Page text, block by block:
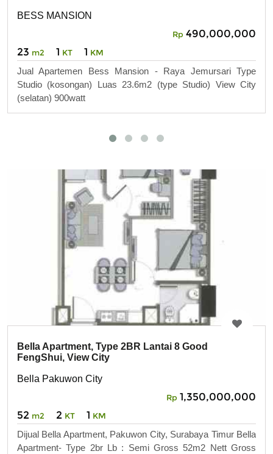
BESS MANSION
Rp 490,000,000
23 m2 1 KT 1 KM
Jual Apartemen Bess Mansion - Raya Jemursari Type
Studio (kosongan) Luas 23.6m2 (type Studio) View City
(selatan) 900watt
Bella Apartment, Type 2BR Lantai 8 Good
FengShui, View City
Bella Pakuwon City
Rp 1,350,000,000
52 m2 2 KT 1 KM
Dijual Bella Apartment, Pakuwon City, Surabaya Timur Bella
Apartment- Type 2br Lb : Semi Gross 52m2 Nett Gross